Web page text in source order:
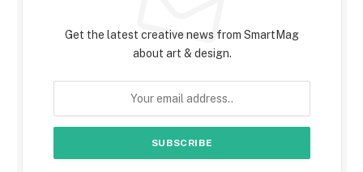
Get the latest creative news from SmartMag
about art & design.